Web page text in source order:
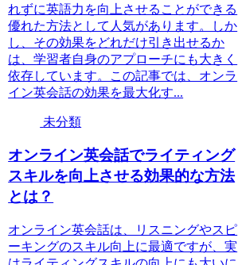
れずに英語力を向上させることができる
優れた方法として人気があります。しか
し、その効果をどれだけ引き出せるか
は、学習者自身のアプローチにも大きく
依存しています。この記事では、オンラ
イン英会話の効果を最大化す...
未分類
オンライン英会話でライティング
スキルを向上させる効果的な方法
とは？
オンライン英会話は、リスニングやスピ
ーキングのスキル向上に最適ですが、実